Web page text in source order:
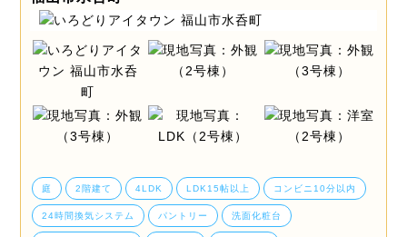
庭 2階建て 4LDK LDK15帖以上 コンビニ10分以内
24時間換気システム パントリー 洗面化粧台